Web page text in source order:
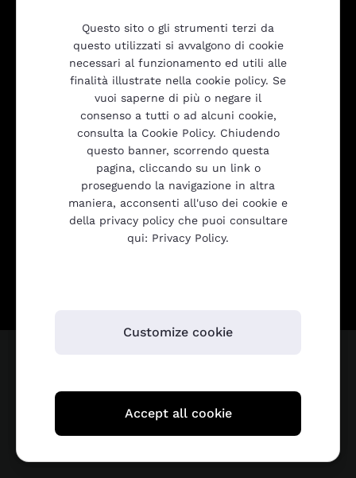
Trasparenza
Be2Net srl
Questo sito o gli strumenti terzi da
questo utilizzati si avvalgono di cookie
necessari al funzionamento ed utili alle
finalità illustrate nella cookie policy. Se
vuoi saperne di più o negare il
consenso a tutti o ad alcuni cookie,
consulta la Cookie Policy. Chiudendo
questo banner, scorrendo questa
pagina, cliccando su un link o
proseguendo la navigazione in altra
maniera, acconsenti all'uso dei cookie e
della privacy policy che puoi consultare
qui: Privacy Policy.
Customize cookie
Accept all cookie